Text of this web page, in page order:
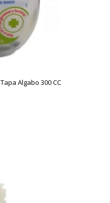
Algabo 300 CC